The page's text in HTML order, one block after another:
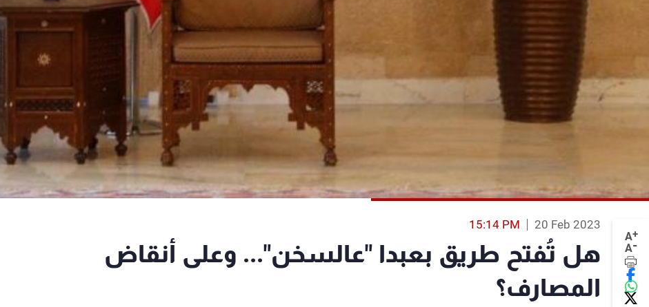
A+
A-
20 Feb 2023
15:14 PM
هل تُفتح طريق بعبدا "عالسخن"... وعلى أنقاض
المصارف؟